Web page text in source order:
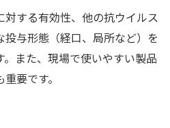
対する有効性、他の抗ウイルス
与形態（経口、局所など）を
また、現場で使いやすい製品
要です。